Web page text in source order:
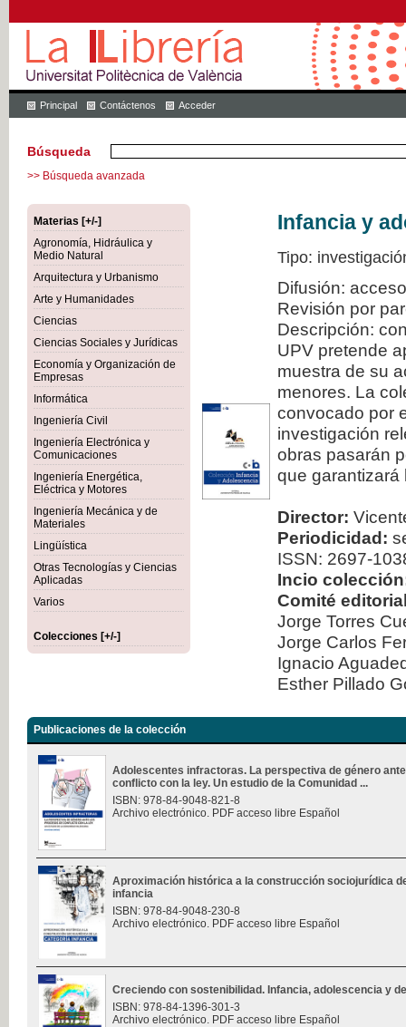
Principal Contáctenos Acceder
Búsqueda
>> Búsqueda avanzada
Materias [+/-]
Agronomía, Hidráulica y
Medio Natural
Arquitectura y Urbanismo
Arte y Humanidades
Ciencias
Ciencias Sociales y Jurídicas
Economía y Organización de
Empresas
Informática
Ingeniería Civil
Ingeniería Electrónica y
Comunicaciones
Ingeniería Energética,
Eléctrica y Motores
Ingeniería Mecánica y de
Materiales
Lingüística
Otras Tecnologías y Ciencias
Aplicadas
Varios
Colecciones [+/-]
Infancia y
Tipo:
Difusión:
Revisión por
Descripción:
UPV pretende
muestra de su
menores. La
convocado por
investigación
obras pasarán
que garantizará
Director:
Periodicidad:
ISSN: 2697-
Incio
Comité
Jorge Torres
Jorge Carlos
Ignacio
Esther Pillado
Publicaciones de la colección
Adolescentes infractoras. La perspectiva de género
conflicto con la ley. Un estudio de la Comunidad ...
ISBN: 978-84-9048-821-8
Archivo electrónico. PDF acceso libre Español
Aproximación histórica a la construcción sociojurídica
infancia
ISBN: 978-84-9048-230-8
Archivo electrónico. PDF acceso libre Español
Creciendo con sostenibilidad. Infancia, adolescencia y
ISBN: 978-84-1396-301-3
Archivo electrónico. PDF acceso libre Español